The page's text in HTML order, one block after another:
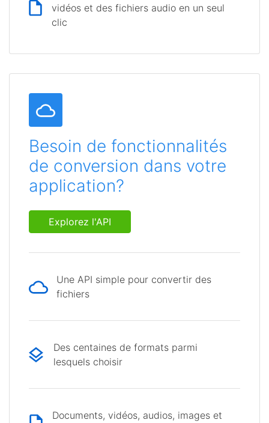
vidéos et des fichiers audio en un seul
clic
Besoin de fonctionnalités
de conversion dans votre
application?
Explorez l'API
Une API simple pour convertir des
fichiers
Des centaines de formats parmi
lesquels choisir
Documents, vidéos, audios, images et